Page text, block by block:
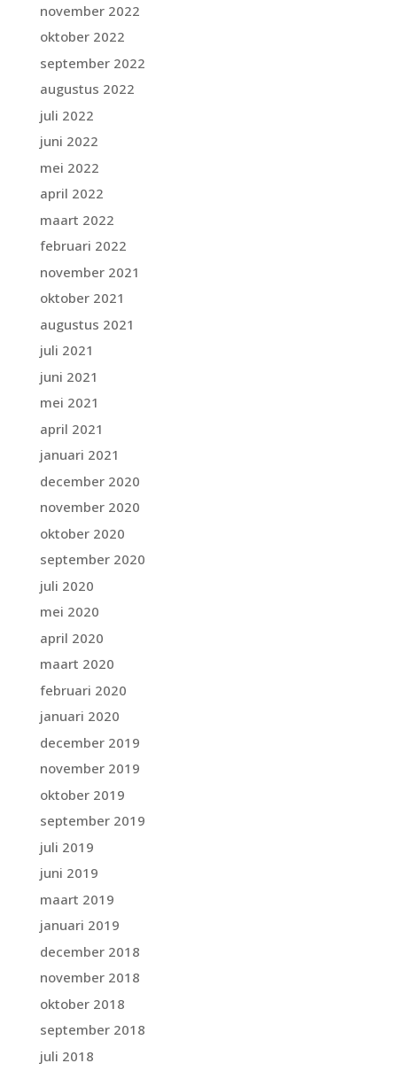
november 2022
oktober 2022
september 2022
augustus 2022
juli 2022
juni 2022
mei 2022
april 2022
maart 2022
februari 2022
november 2021
oktober 2021
augustus 2021
juli 2021
juni 2021
mei 2021
april 2021
januari 2021
december 2020
november 2020
oktober 2020
september 2020
juli 2020
mei 2020
april 2020
maart 2020
februari 2020
januari 2020
december 2019
november 2019
oktober 2019
september 2019
juli 2019
juni 2019
maart 2019
januari 2019
december 2018
november 2018
oktober 2018
september 2018
juli 2018